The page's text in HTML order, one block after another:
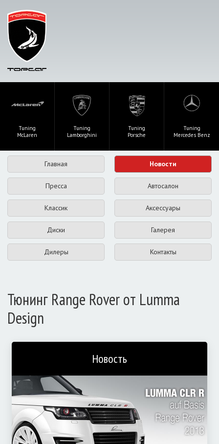
Tuning
McLaren
Tuning
Lamborghini
Tuning
Porsche
Tuning
Mercedes Benz
Главная Новости
Пресса Автосалон
Классик Аксессуары
Диски Галерея
Дилеры Контакты
Тюнинг Range Rover от Lumma
Design
Новость